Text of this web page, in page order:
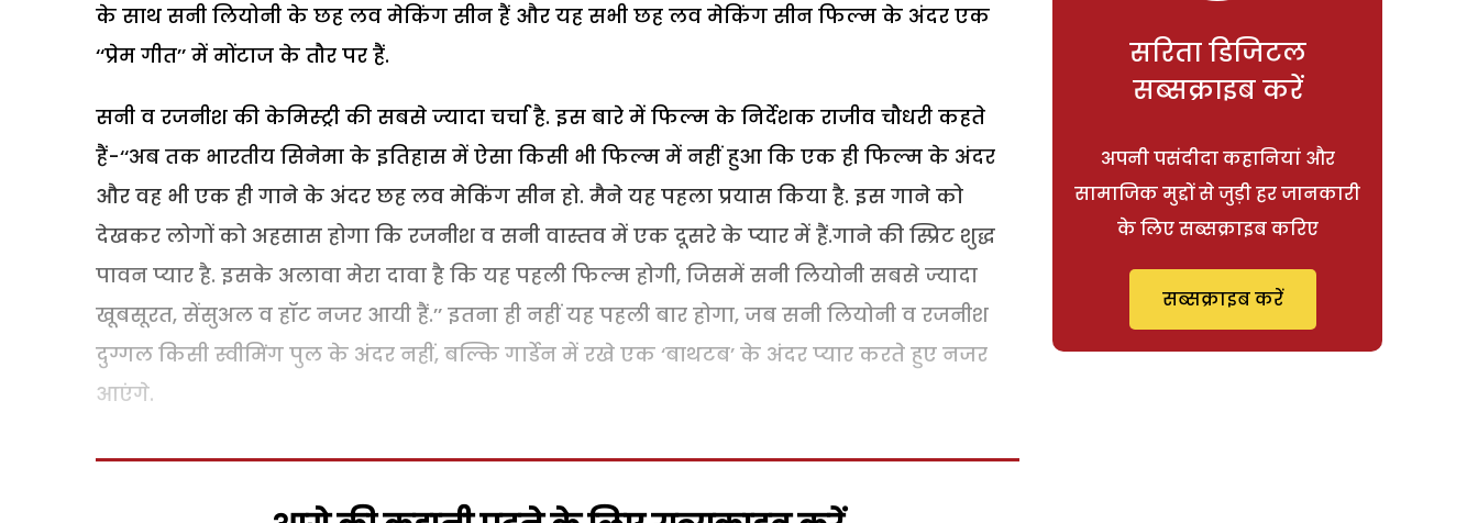
के साथ सनी लियोनी के छह लव मेकिंग सीन हैं और यह सभी छह लव मेकिंग सीन फिल्म के अंदर एक
‘‘प्रेम गीत’’ में मोंटाज के तौर पर हैं.
सनी व रजनीश की केमिस्ट्री की सबसे ज्यादा चर्चा है. इस बारे में फिल्म के निर्देशक राजीव चौधरी कहते
हैं-‘‘अब तक भारतीय सिनेमा के इतिहास में ऐसा किसी भी फिल्म में नहीं हुआ कि एक ही फिल्म के अंदर
और वह भी एक ही गाने के अंदर छह लव मेकिंग सीन हो. मैने यह पहला प्रयास किया है. इस गाने को
देखकर लोगों को अहसास होगा कि रजनीश व सनी वास्तव में एक दूसरे के प्यार में हैं.गाने की स्प्रिट शुद्ध
पावन प्यार है. इसके अलावा मेरा दावा है कि यह पहली फिल्म होगी, जिसमें सनी लियोनी सबसे ज्यादा
खूबसूरत, सेंसुअल व हॉट नजर आयी हैं.’’ इतना ही नहीं यह पहली बार होगा, जब सनी लियोनी व रजनीश
दुग्गल किसी स्वीमिंग पुल के अंदर नहीं, बल्कि गार्डेन में रखे एक ‘बाथटब’ के अंदर प्यार करते हुए नजर
आएंगे.
सरिता डिजिटल
सब्सक्राइब करें
अपनी पसंदीदा कहानियां और
सामाजिक मुद्दों से जुड़ी हर जानकारी
के लिए सब्सक्राइब करिए
सब्सक्राइब करें